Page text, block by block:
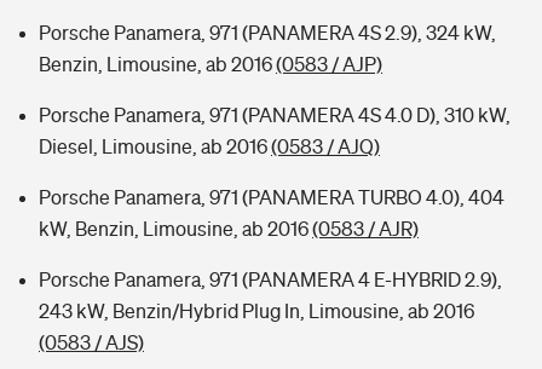
Porsche Panamera, 971 (PANAMERA 4S 2.9), 324 kW,
Benzin, Limousine, ab 2016(0583 / AJP)
Porsche Panamera, 971 (PANAMERA 4S 4.0 D), 310 kW,
Diesel, Limousine, ab 2016(0583 / AJQ)
Porsche Panamera, 971 (PANAMERA TURBO 4.0), 404
kW, Benzin, Limousine, ab 2016(0583 / AJR)
Porsche Panamera, 971 (PANAMERA 4 E-HYBRID 2.9),
243 kW, Benzin/Hybrid Plug In, Limousine, ab 2016
(0583 / AJS)